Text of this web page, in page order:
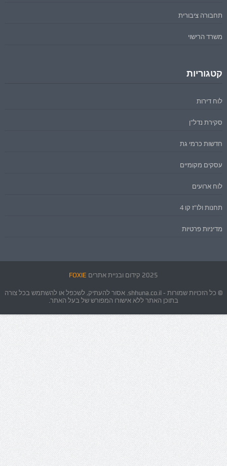
תחבורה ציבורית
משרד הרישוי
קטגוריות
לוח דירות
סקירת נדל"ן
חדשות כרמי גת
עסקים מקומיים
לוח ארועים
תחנות ולו"ז קו 4
מדיניות פרטיות
2025 קידום ובניית אתרים FOXIE
© כל הזכויות שמורות - shhuna.co.il. אסור להעתיק, לשכפל או להשתמש בכל צורה
בתוכן האתר ללא אישורו המפורש של בעל האתר.